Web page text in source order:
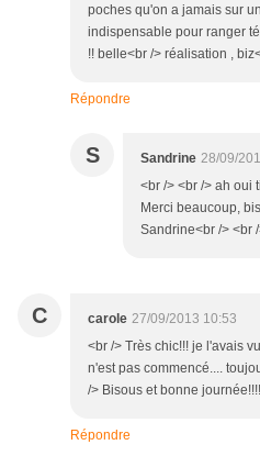
poches qu'on a jamais sur
indispensable pour ranger
!! belle<br /> réalisation ,
Répondre
S Sandrine 28/09/
<br /> <br /> ah oui
Merci beaucoup,
Sandrine<br /> <br
C carole 27/09/2013 10:53
<br /> Très chic!!! je l'avais
n'est pas commencé....
/> Bisous et bonne
Répondre